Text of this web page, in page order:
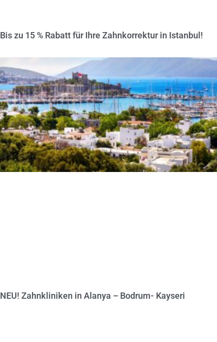
Bis zu 15 % Rabatt für Ihre Zahnkorrektur in Istanbul!
NEU! Zahnkliniken in Alanya – Bodrum- Kayseri